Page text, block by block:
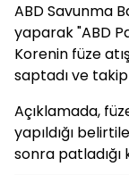
ABD Savunma
yaparak "ABD
Korenin füze
saptadı ve
Açıklamada,
yapıldığı
sonra patladığı